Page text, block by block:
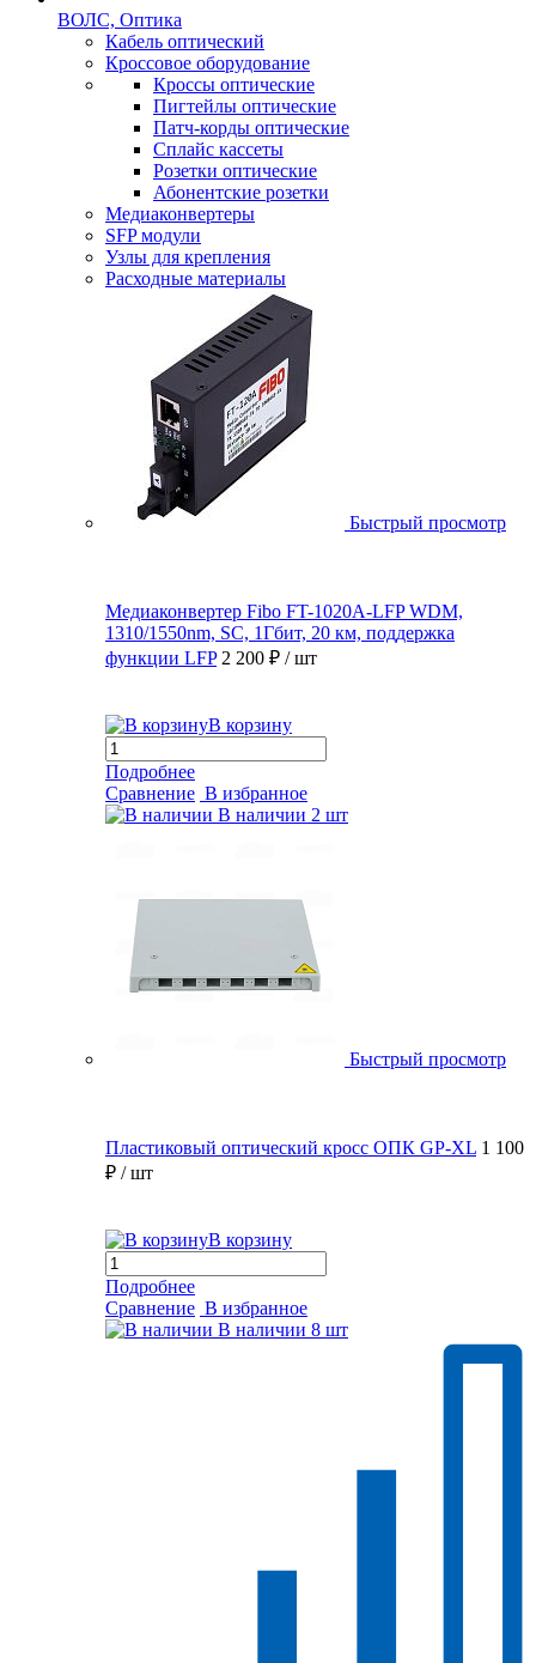
ВОЛС, Оптика
Кабель оптический
Кроссовое оборудование
Кроссы оптические
Пигтейлы оптические
Патч-корды оптические
Сплайс кассеты
Розетки оптические
Абонентские розетки
Медиаконвертеры
SFP модули
Узлы для крепления
Расходные материалы
Быстрый просмотр
Медиаконвертер Fibo FT-1020A-LFP WDM,
1310/1550nm, SC, 1Гбит, 20 км, поддержка
функции LFP 2 200 ₽ / шт
В корзину
Подробнее
Сравнение В избранное
В наличии 2 шт
Быстрый просмотр
Пластиковый оптический кросс ОПК GP-XL 1 100
₽ / шт
В корзину
Подробнее
Сравнение В избранное
В наличии 8 шт